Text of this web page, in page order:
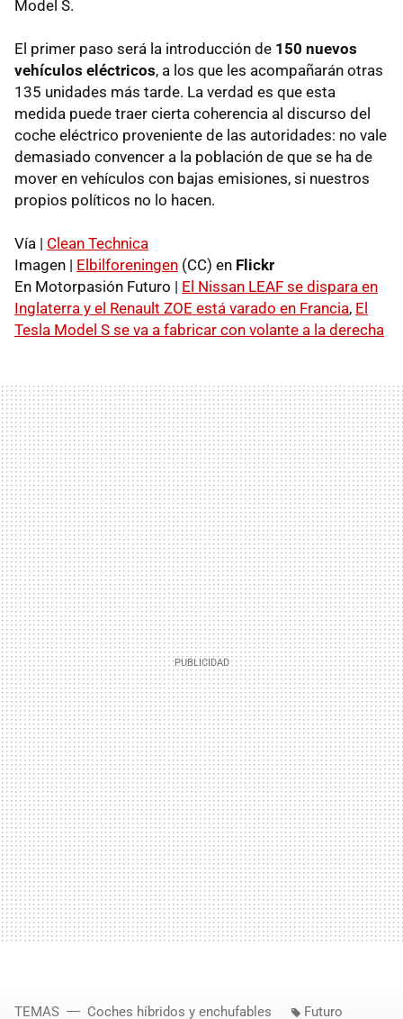
Model S.
El primer paso será la introducción de 150 nuevos
vehículos eléctricos, a los que les acompañarán otras
135 unidades más tarde. La verdad es que esta
medida puede traer cierta coherencia al discurso del
coche eléctrico proveniente de las autoridades: no vale
demasiado convencer a la población de que se ha de
mover en vehículos con bajas emisiones, si nuestros
propios políticos no lo hacen.
Vía | Clean Technica
Imagen | Elbilforeningen (CC) en Flickr
En Motorpasión Futuro | El Nissan LEAF se dispara en
Inglaterra y el Renault ZOE está varado en Francia, El
Tesla Model S se va a fabricar con volante a la derecha
TEMAS Coches híbridos y enchufables Futuro